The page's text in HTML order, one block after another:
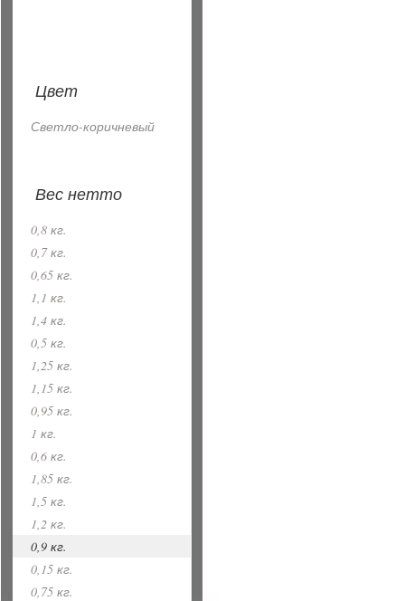
Цвет
Светло-коричневый
Вес нетто
0,8 кг.
0,7 кг.
0,65 кг.
1,1 кг.
1,4 кг.
0,5 кг.
1,25 кг.
1,15 кг.
0,95 кг.
1 кг.
0,6 кг.
1,85 кг.
1,5 кг.
1,2 кг.
0,9 кг.
0,15 кг.
0,75 кг.